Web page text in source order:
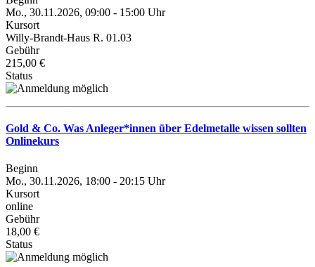
Mo., 30.11.2026, 09:00 - 15:00 Uhr
Kursort
Willy-Brandt-Haus R. 01.03
Gebühr
215,00 €
Status
Gold & Co. Was Anleger*innen über Edelmetalle wissen sollten
Onlinekurs
Beginn
Mo., 30.11.2026, 18:00 - 20:15 Uhr
Kursort
online
Gebühr
18,00 €
Status